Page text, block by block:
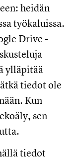
heidän
työkaluissa.
Drive -
ylläpitää
tiedot ole
Kun
sen
tiedot